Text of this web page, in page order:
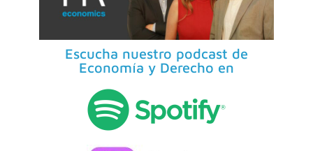
Escucha nuestro podcast de
Economía y Derecho en